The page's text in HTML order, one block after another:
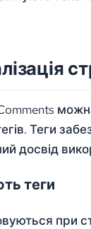
Теги
досвід
теги
при